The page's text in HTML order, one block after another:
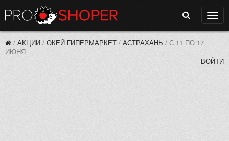
Поиск
/ АКЦИИ / ОКЕЙ ГИПЕРМАРКЕТ / АСТРАХАНЬ / С 11 ПО 17
ИЮНЯ
ВОЙТИ